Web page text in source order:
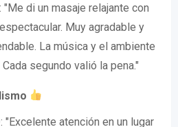
: "Me di un masaje relajante con
Muy agradable y
La música y el ambiente
segundo valió la pena."
: "Excelente atención en un lugar